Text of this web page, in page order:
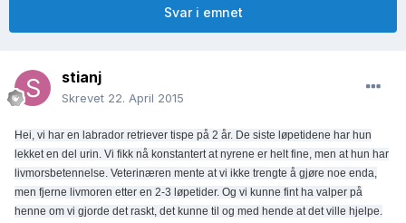
Svar i emnet
stianj
Skrevet 22. April 2015
Hei, vi har en labrador retriever tispe på 2 år. De siste løpetidene har hun
lekket en del urin. Vi fikk nå konstantert at nyrene er helt fine, men at hun har
livmorsbetennelse. Veterinæren mente at vi ikke trengte å gjøre noe enda,
men fjerne livmoren etter en 2-3 løpetider. Og vi kunne fint ha valper på
henne om vi gjorde det raskt, det kunne til og med hende at det ville hjelpe.